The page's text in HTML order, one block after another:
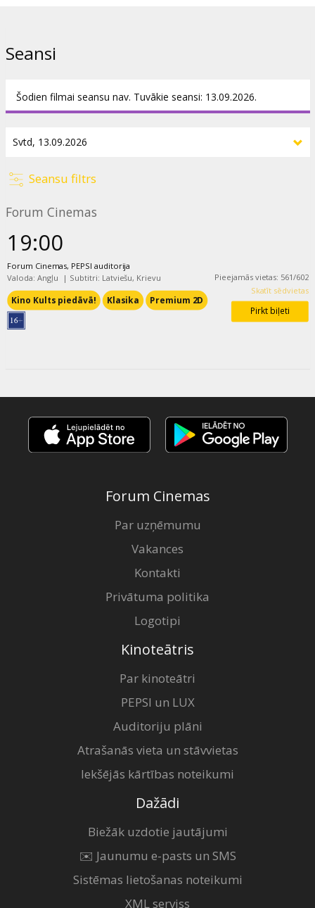
Režisors: Martin Scorsese
Saites: IMDB
Seansi
Šodien filmai seansu nav. Tuvākie seansi: 13.09.2026.
Seansu filtrs
Forum Cinemas
19:00
Forum Cinemas, PEPSI auditorija
Valoda: Angļu
| Subtitri: Latviešu, Krievu
Kino Kults piedāvā! Klasika Premium 2D
Pieejamās vietas: 561/602
Skatīt sēdvietas
Pirkt biļeti
Forum Cinemas
Par uzņēmumu
Vakances
Kontakti
Privātuma politika
Logotipi
Kinoteātris
Par kinoteātri
PEPSI un LUX
Auditoriju plāni
Atrašanās vieta un stāvvietas
Iekšējās kārtības noteikumi
Dažādi
Biežāk uzdotie jautājumi
✉️ Jaunumu e-pasts un SMS
Sistēmas lietošanas noteikumi
XML serviss